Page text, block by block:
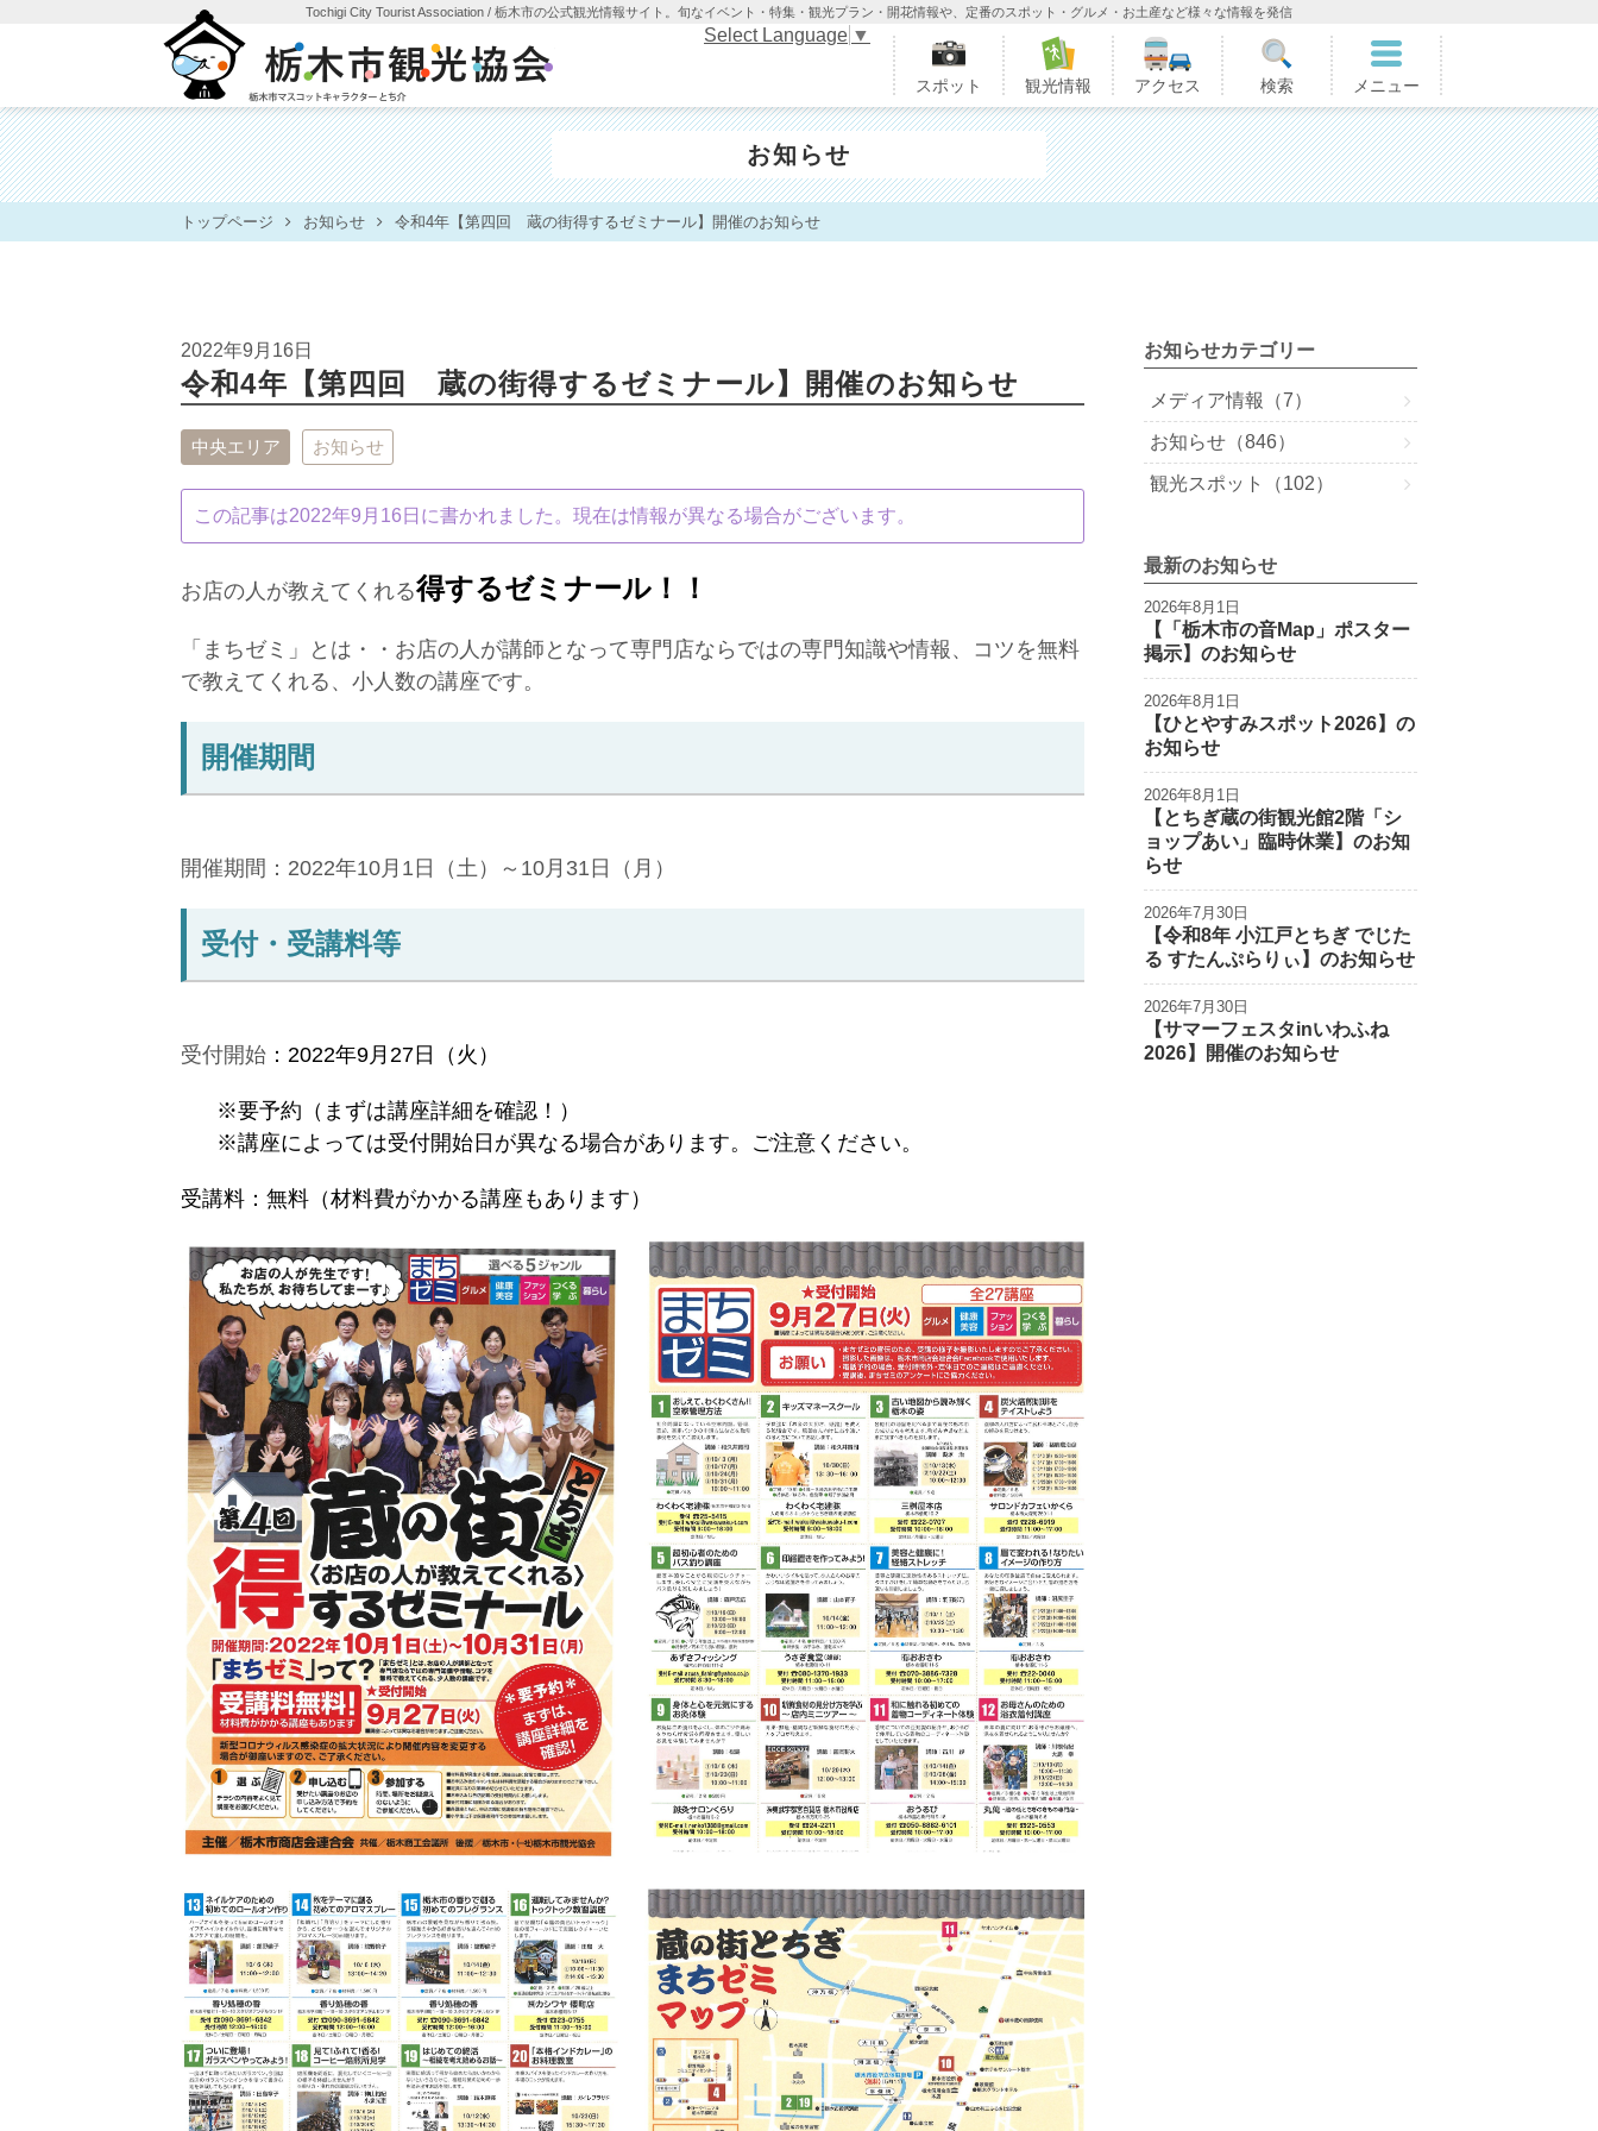
Tochigi City Tourist Association / 栃木市の公式観光情報サイト。旬なイベント・特集・観光プラン・開花情報や、定番のスポット・グルメ・お土産など様々な情報を発信
栃木市観光協会
スポット 観光情報 アクセス 検索 メニュー
Select Language ▼
お知らせ
トップページ お知らせ 令和4年【第四回 蔵の街得するゼミナール】開催のお知らせ
2022年9月16日
令和4年【第四回 蔵の街得するゼミナール】開催のお知らせ
中央エリア お知らせ
この記事は2022年9月16日に書かれました。現在は情報が異なる場合がございます。
お店の人が教えてくれる得するゼミナール！！
「まちゼミ」とは・・お店の人が講師となって専門店ならではの専門知識や情報、コツを無料
で教えてくれる、小人数の講座です。
開催期間
開催期間：2022年10月1日（土）～10月31日（月）
受付・受講料等
受付開始 ：2022年9月27日（火）
※要予約（まずは講座詳細を確認！）
※講座によっては受付開始日が異なる場合があります。ご注意ください。
受講料：無料（材料費がかかる講座もあります）
お知らせカテゴリー
メディア情報（7）
お知らせ（846）
観光スポット（102）
最新のお知らせ
2026年8月1日
【「栃木市の音Map」ポスター
掲示】のお知らせ
2026年8月1日
【ひとやすみスポット2026】の
お知らせ
2026年8月1日
【とちぎ蔵の街観光館2階「シ
ョップあい」臨時休業】のお知
らせ
2026年7月30日
【令和8年 小江戸とちぎ でじた
る すたんぷらりぃ】のお知らせ
2026年7月30日
【サマーフェスタinいわふね
2026】開催のお知らせ